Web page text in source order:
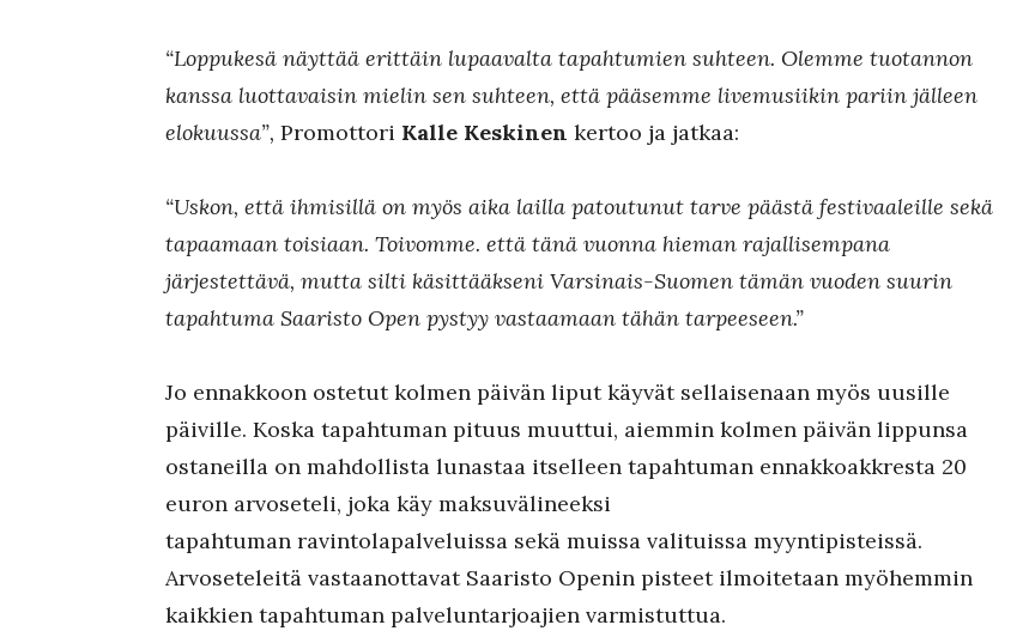
“Loppukesä näyttää erittäin lupaavalta tapahtumien suhteen. Olemme tuotannon
kanssa luottavaisin mielin sen suhteen, että pääsemme livemusiikin pariin jälleen
elokuussa”, Promottori Kalle Keskinen kertoo ja jatkaa:
“Uskon, että ihmisillä on myös aika lailla patoutunut tarve päästä festivaaleille sekä
tapaamaan toisiaan. Toivomme. että tänä vuonna hieman rajallisempana
järjestettävä, mutta silti käsittääkseni Varsinais-Suomen tämän vuoden suurin
tapahtuma Saaristo Open pystyy vastaamaan tähän tarpeeseen.”
Jo ennakkoon ostetut kolmen päivän liput käyvät sellaisenaan myös uusille
päiville. Koska tapahtuman pituus muuttui, aiemmin kolmen päivän lippunsa
ostaneilla on mahdollista lunastaa itselleen tapahtuman ennakkoakkresta 20
euron arvoseteli, joka käy maksuvälineeksi
tapahtuman ravintolapalveluissa sekä muissa valituissa myyntipisteissä.
Arvoseteleitä vastaanottavat Saaristo Openin pisteet ilmoitetaan myöhemmin
kaikkien tapahtuman palveluntarjoajien varmistuttua.